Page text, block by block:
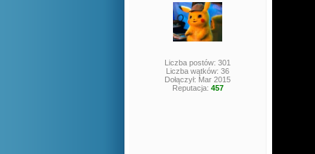
Liczba postów: 301
Liczba wątków: 36
Dołączył: Mar 2015
Reputacja: 457